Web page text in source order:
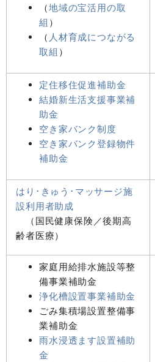
（地域の宝活用の取
組 ）
（ 人材育成につながる
取組 ）
定住移住促進補助金
結婚新生活支援事業補
助金
空き家バンク制度
空き家バンク登録物件
補助金
はり･きゅう･マッサージ施
設利用者助成
（国民健康保険／後期高
齢者医療）
家庭用給排水施設等整
備事業補助金
浄化槽設置事業補助金
ごみ集積場設置整備事
業補助金
雨水浸透ます設置補助
金